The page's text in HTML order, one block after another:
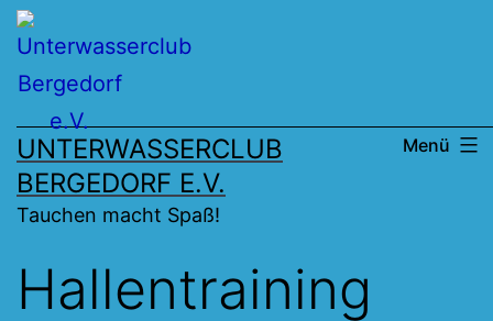
Zum
Inhalt
springen
UNTERWASSERCLUB
BERGEDORF E.V.
Tauchen macht Spaß!
Menü
Hallentraining